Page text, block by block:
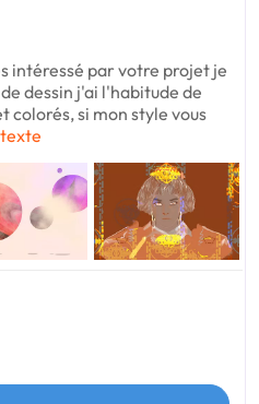
intéressé par votre projet je
dessin j'ai l'habitude de
colorés, si mon style vous